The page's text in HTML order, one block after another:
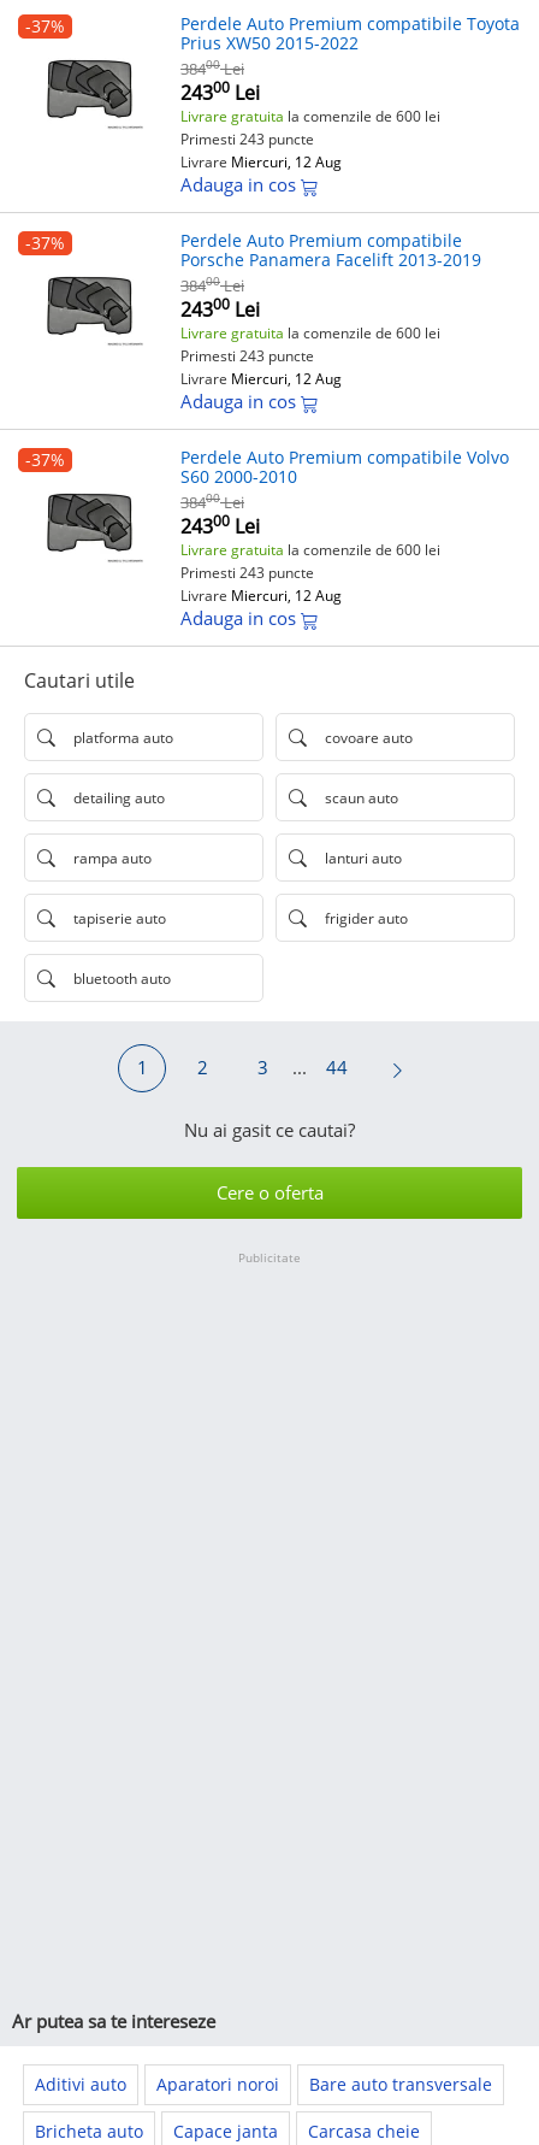
-37%
Perdele Auto Premium compatibile Toyota
Prius XW50 2015-2022
38400 Lei
24300 Lei
Livrare gratuita la comenzile de 600 lei
Primesti 243 puncte
Livrare Miercuri, 12 Aug
Adauga in cos
-37%
Perdele Auto Premium compatibile
Porsche Panamera Facelift 2013-2019
38400 Lei
24300 Lei
Livrare gratuita la comenzile de 600 lei
Primesti 243 puncte
Livrare Miercuri, 12 Aug
Adauga in cos
-37%
Perdele Auto Premium compatibile Volvo
S60 2000-2010
38400 Lei
24300 Lei
Livrare gratuita la comenzile de 600 lei
Primesti 243 puncte
Livrare Miercuri, 12 Aug
Adauga in cos
Cautari utile
platforma auto covoare auto
detailing auto scaun auto
rampa auto lanturi auto
tapiserie auto frigider auto
bluetooth auto
1 2 3 ... 44
Nu ai gasit ce cautai?
Cere o oferta
Publicitate
Ar putea sa te intereseze
Aditivi auto Aparatori noroi Bare auto transversale
Bricheta auto Capace janta Carcasa cheie